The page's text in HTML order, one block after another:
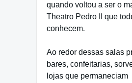
quando voltou a ser o
Theatro Pedro II que
conhecem.
Ao redor dessas salas
bares, confeitarias,
lojas que permaneciam